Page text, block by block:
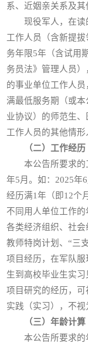
系、近姻亲关系及其
现役军人，在
工作人员（含新提
务年限5年（含试用
务员法》管理人员
的事业单位工作人
满最低服务期（或
业协议）的师范生
工作人员的其他情形
（二）工作经历
本公告所要求
年5月。如：2025年
经历满1年（即12个
不同用人单位工作
各类经济组织、社
教师特岗计划、“三
项目经历，在军队
生到高校毕业生实
项目研究的经历，
实践（实习），不视
（三）年龄计算
本公告所要求的